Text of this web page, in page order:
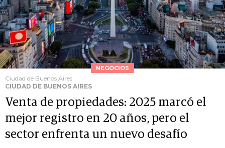
NEGOCIOS
Ciudad de Buenos Aires
CIUDAD DE BUENOS AIRES
Venta de propiedades: 2025 marcó el
mejor registro en 20 años, pero el
sector enfrenta un nuevo desafío